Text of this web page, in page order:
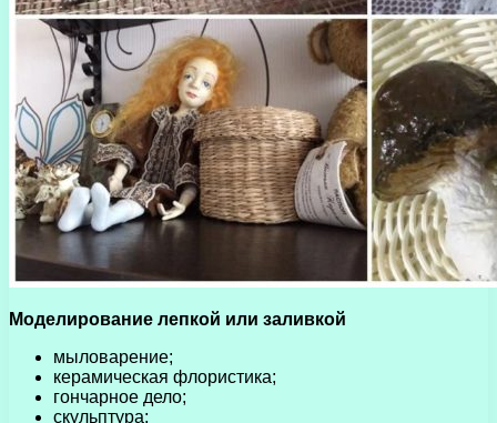
Моделирование лепкой или заливкой
мыловарение;
керамическая флористика;
гончарное дело;
скульптура;